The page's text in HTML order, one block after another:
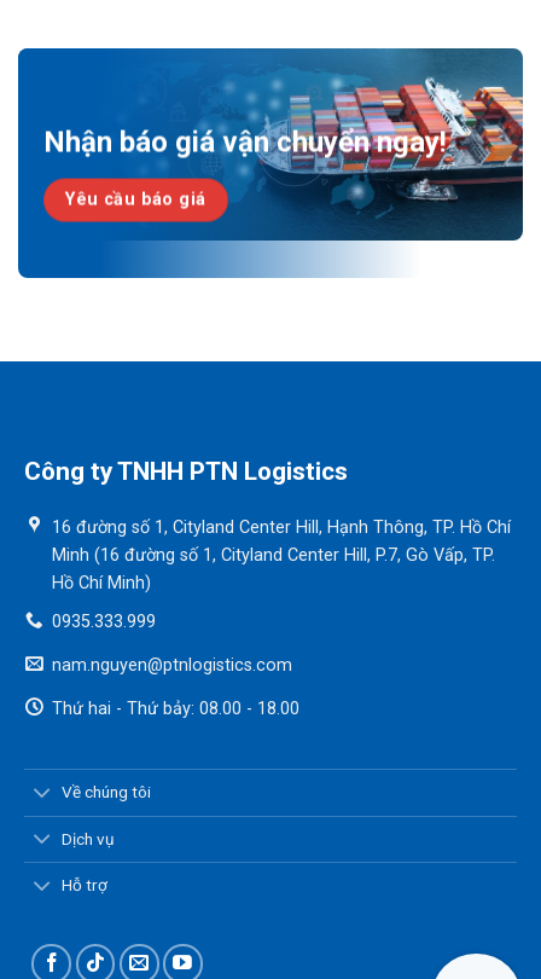
Nhận báo giá vận chuyển ngay!
Yêu cầu báo giá
Công ty TNHH PTN Logistics
16 đường số 1, Cityland Center Hill, Hạnh Thông, TP. Hồ Chí
Minh (16 đường số 1, Cityland Center Hill, P.7, Gò Vấp, TP.
Hồ Chí Minh)
0935.333.999
nam.nguyen@ptnlogistics.com
Thứ hai - Thứ bảy: 08.00 - 18.00
Về chúng tôi
Dịch vụ
Hỗ trợ